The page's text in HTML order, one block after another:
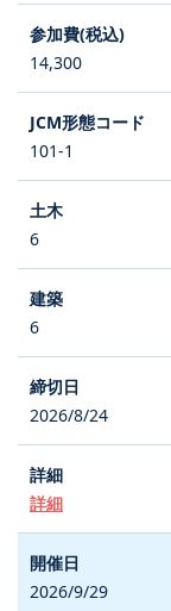
14,300
101-1
6
6
2026/8/24
詳細
2026/9/29